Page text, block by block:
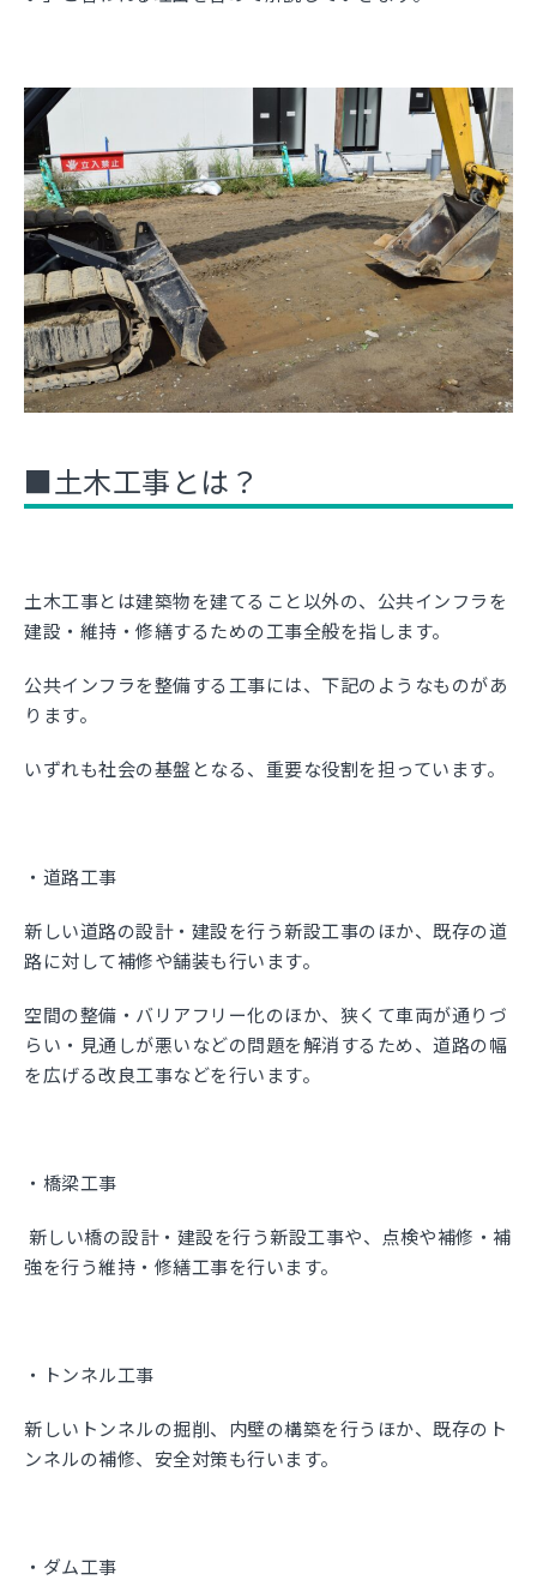
■土木工事とは？
土木工事とは建築物を建てること以外の、公共インフラを
建設・維持・修繕するための工事全般を指します。
公共インフラを整備する工事には、下記のようなものがあ
ります。
いずれも社会の基盤となる、重要な役割を担っています。
・道路工事
新しい道路の設計・建設を行う新設工事のほか、既存の道
路に対して補修や舗装も行います。
空間の整備・バリアフリー化のほか、狭くて車両が通りづ
らい・見通しが悪いなどの問題を解消するため、道路の幅
を広げる改良工事などを行います。
・橋梁工事
新しい橋の設計・建設を行う新設工事や、点検や補修・補
強を行う維持・修繕工事を行います。
・トンネル工事
新しいトンネルの掘削、内壁の構築を行うほか、既存のト
ンネルの補修、安全対策も行います。
・ダム工事